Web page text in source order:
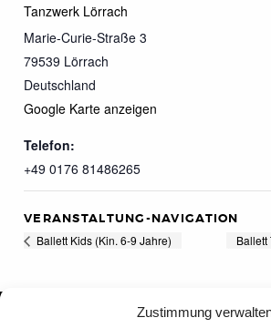
Zustimmung
Tanzwerk Lörrach
Marie-Curie-Straße 3
79539 Lörrach
Deutschland
Google Karte anzeigen
Telefon:
+49 0176 81486265
VERANSTALTUNG-NAVIGATION
Ballett Kids (Kin. 6-9 Jahre) Ballett